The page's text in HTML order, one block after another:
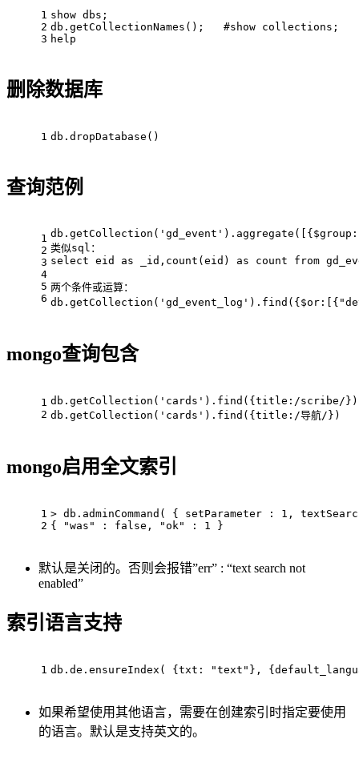
1
2
3
show dbs;
db.getCollectionNames();   #show collections;
help
删除数据库
1 db.dropDatabase()
查询范例
1
2
3
4
5
6
类似sql：
select eid as _id,count(eid) as count from
两个条件或运算：
mongo查询包含
1
2
db.getCollection('cards').find({title:/scribe/})
db.getCollection('cards').find({title:/导航/})
mongo启用全文索引
1
2
> db.adminCommand( { setParameter : 1,
{ "was" : false, "ok" : 1 }
默认是关闭的。否则会报错”err” : “text search not
enabled”
索引语言支持
1 db.de.ensureIndex( {txt: "text"},
如果希望使用其他语言，需要在创建索引时指定要使用
的语言。默认是支持英文的。